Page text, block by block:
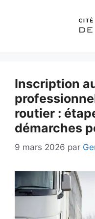
Inscription
routier :
démarches
9 mars 2026 par